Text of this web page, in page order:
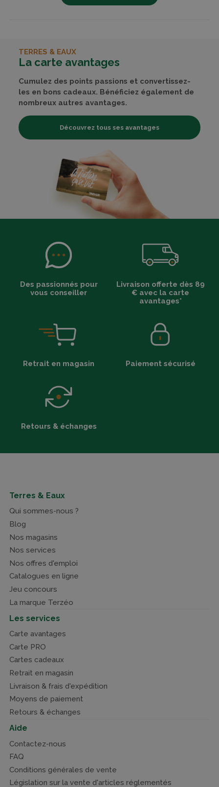
TERRES & EAUX
La carte avantages
Cumulez des points passions et convertissez-
les en bons cadeaux. Bénéficiez également de
nombreux autres avantages.
Découvrez tous ses avantages
Des passionnés pour
vous conseiller
Livraison offerte dès 89
€ avec la carte
avantages*
Retrait en magasin Paiement sécurisé
Retours & échanges
Terres & Eaux
Qui sommes-nous ?
Blog
Nos magasins
Nos services
Nos offres d'emploi
Catalogues en ligne
Jeu concours
La marque Terzéo
Les services
Carte avantages
Carte PRO
Cartes cadeaux
Retrait en magasin
Livraison & frais d'expédition
Moyens de paiement
Retours & échanges
Aide
Contactez-nous
FAQ
Conditions générales de vente
Législation sur la vente d'articles réglementés